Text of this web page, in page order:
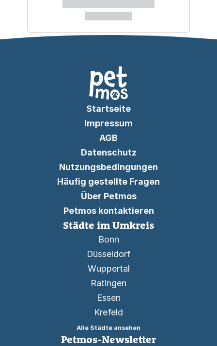
Startseite
Impressum
AGB
Datenschutz
Nutzungsbedingungen
Häufig gestellte Fragen
Über Petmos
Petmos kontaktieren
Städte im Umkreis
Bonn
Düsseldorf
Wuppertal
Ratingen
Essen
Krefeld
Alle Städte ansehen
Petmos-Newsletter